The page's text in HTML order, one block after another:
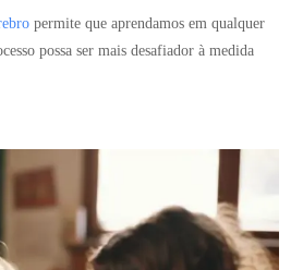
permite que aprendamos em qualquer
possa ser mais desafiador à medida